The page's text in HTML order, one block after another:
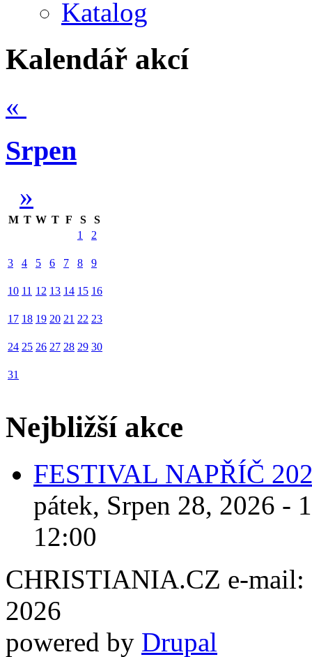
Katalog
Kalendář akcí
«
Srpen
»
M T W T F S
S
1
2
3 4 5 6 7 8 9
10 11 12 13 14 15 16
17 18 19 20 21 22 23
24 25 26 27 28 29 30
31
Nejbližší akce
FESTIVAL NAPŘÍČ
pátek, Srpen 28, 2026 -
12:00
CHRISTIANIA.CZ e-mail:
2026
powered by Drupal